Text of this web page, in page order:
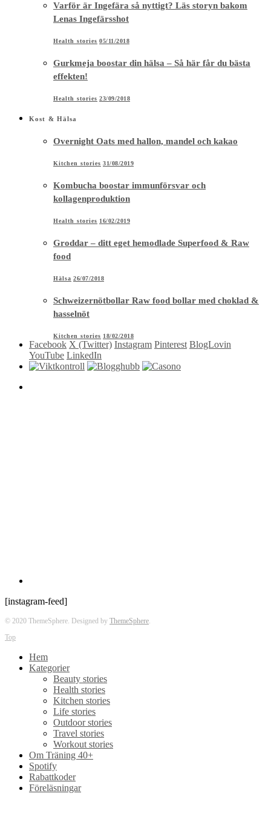
Varför är Ingefära så nyttigt? Läs storyn bakom
Lenas Ingefärsshot
Health stories 05/11/2018
Gurkmeja boostar din hälsa – Så här får du bästa
effekten!
Health stories 23/09/2018
Kost & Hälsa
Overnight Oats med hallon, mandel och kakao
Kitchen stories 31/08/2019
Kombucha boostar immunförsvar och
kollagenproduktion
Health stories 16/02/2019
Groddar – ditt eget hemodlade Superfood & Raw
food
Hälsa 26/07/2018
Schweizernötbollar Raw food bollar med choklad &
hasselnöt
Kitchen stories 18/02/2018
Facebook X (Twitter) Instagram Pinterest BlogLovin
YouTube LinkedIn
[instagram-feed]
© 2020 ThemeSphere. Designed by ThemeSphere
Top
Hem
Kategorier
Beauty stories
Health stories
Kitchen stories
Life stories
Outdoor stories
Travel stories
Workout stories
Om Träning 40+
Spotify
Rabattkoder
Föreläsningar